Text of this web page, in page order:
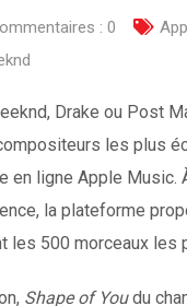
: 0
Drake ou Post
les plus
en ligne Apple Music.
la plateforme
les 500 morceaux les
Shape of Youdu